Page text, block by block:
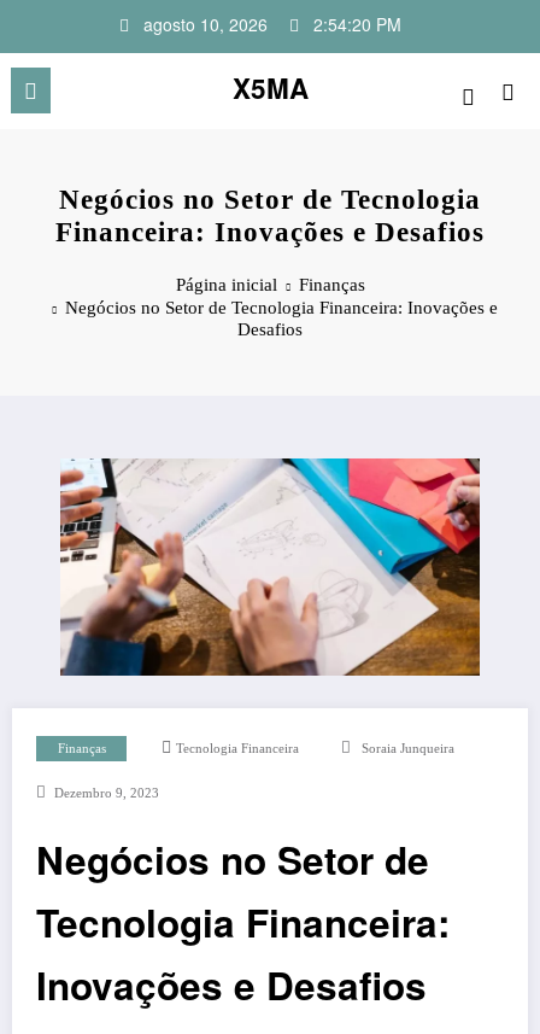
o
conteúdo
agosto 10, 2026 2:54:20 PM
X5MA
Negócios no Setor de Tecnologia
Financeira: Inovações e Desafios
Página inicial
Finanças
Negócios no Setor de Tecnologia Financeira: Inovações e
Desafios
Finanças Tecnologia Financeira Soraia Junqueira
Dezembro 9, 2023
Negócios no Setor de
Tecnologia Financeira:
Inovações e Desafios